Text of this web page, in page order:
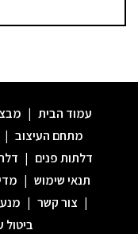
עמוד הבית |
מתחם העיצוב |
דלתות פנים |
תנאי שימוש |
| צור קשר |